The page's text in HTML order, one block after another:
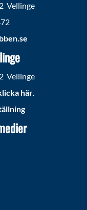
Vellinge
Vellinge
här.